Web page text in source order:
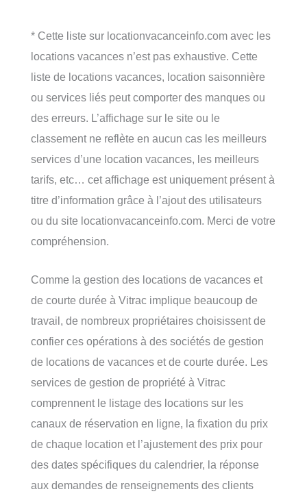
* Cette liste sur locationvacanceinfo.com avec les
locations vacances n’est pas exhaustive. Cette
liste de locations vacances, location saisonnière
ou services liés peut comporter des manques ou
des erreurs. L’affichage sur le site ou le
classement ne reflète en aucun cas les meilleurs
services d’une location vacances, les meilleurs
tarifs, etc… cet affichage est uniquement présent à
titre d’information grâce à l’ajout des utilisateurs
ou du site locationvacanceinfo.com. Merci de votre
compréhension.
Comme la gestion des locations de vacances et
de courte durée à Vitrac implique beaucoup de
travail, de nombreux propriétaires choisissent de
confier ces opérations à des sociétés de gestion
de locations de vacances et de courte durée. Les
services de gestion de propriété à Vitrac
comprennent le listage des locations sur les
canaux de réservation en ligne, la fixation du prix
de chaque location et l’ajustement des prix pour
des dates spécifiques du calendrier, la réponse
aux demandes de renseignements des clients